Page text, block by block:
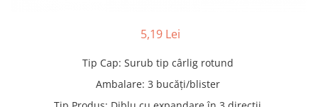
Scule electrice, unelte si accesorii
Masini de gaurit si insurubat
5,19 Lei
Tip Cap: Surub tip cârlig rotund
Ambalare: 3 bucăți/blister